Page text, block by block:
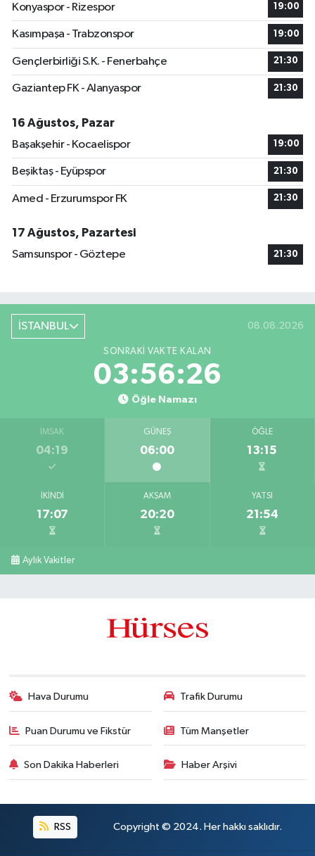
Konyaspor - Rizespor
19:00
Kasımpaşa - Trabzonspor 19:00
Gençlerbirliği S.K. - Fenerbahçe 21:30
Gaziantep FK - Alanyaspor 21:30
16 Ağustos, Pazar
Başakşehir - Kocaelispor
19:00
Beşiktaş - Eyüpspor 21:30
Amed - Erzurumspor FK 21:30
17 Ağustos, Pazartesi
Samsunspor - Göztepe
21:30
İSTANBUL 08.08.2026
SONRAKI VAKTE KALAN
03:56:25
Öğle Namazı
İMSAK
04:19
GÜNEŞ
06:00
ÖĞLE
13:15
İKINDI
17:07
AKŞAM
20:20
YATSI
21:54
Aylık Vakitler
Hava Durumu Trafik Durumu
Puan Durumu ve Fikstür Tüm Manşetler
Son Dakika Haberleri Haber Arşivi
RSS Copyright © 2024. Her hakkı saklıdır.